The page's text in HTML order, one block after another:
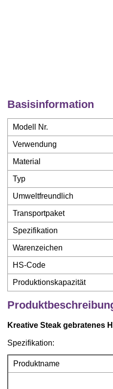
Basisinformation
Modell Nr.
Verwendung
Material
Typ
Umweltfreundlich
Transportpaket
Spezifikation
Warenzeichen
HS-Code
Produktionskapazität
Kreative Steak gebratenes
Spezifikation:
Produktname